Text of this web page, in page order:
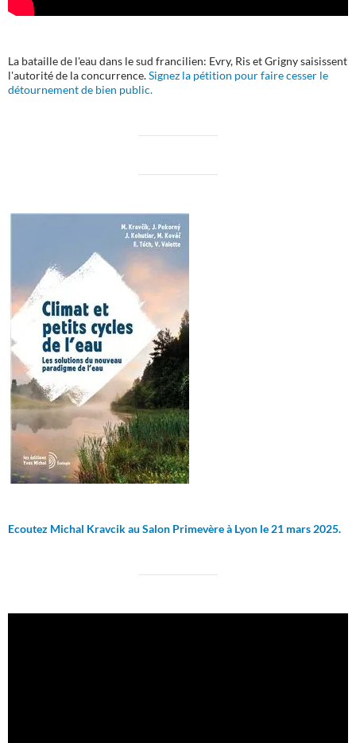
La bataille de l'eau dans le sud francilien: Evry, Ris et Grigny saisissent
l'autorité de la concurrence.Signez la pétition pour faire cesser le
détournement de bien public.
Ecoutez Michal Kravcik au Salon Primevère à Lyon le 21 mars 2025.